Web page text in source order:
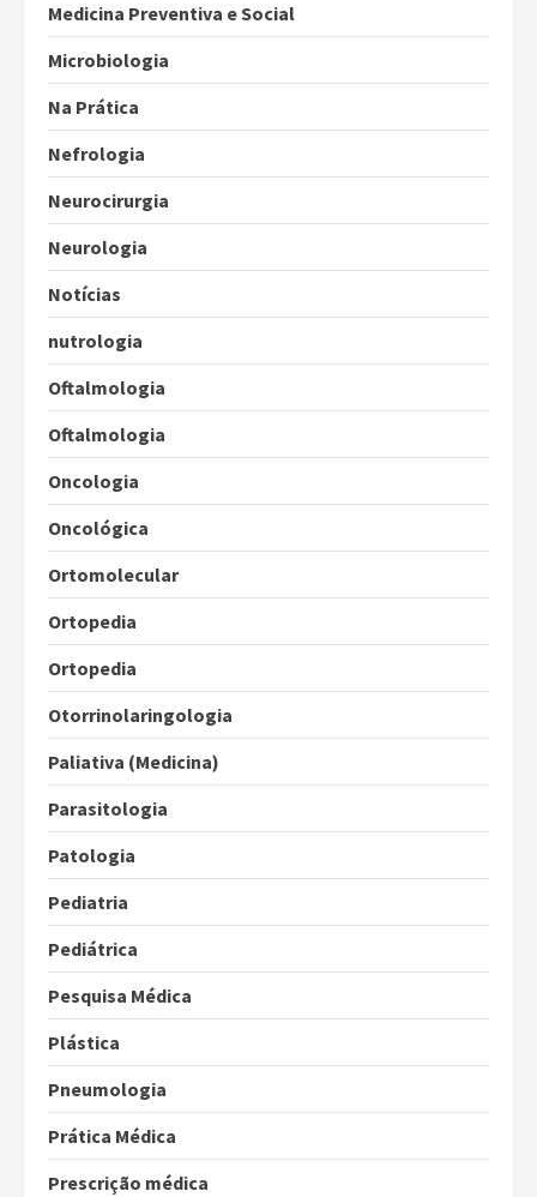
Medicina Preventiva e Social
Microbiologia
Na Prática
Nefrologia
Neurocirurgia
Neurologia
Notícias
nutrologia
Oftalmologia
Oftalmologia
Oncologia
Oncológica
Ortomolecular
Ortopedia
Ortopedia
Otorrinolaringologia
Paliativa (Medicina)
Parasitologia
Patologia
Pediatria
Pediátrica
Pesquisa Médica
Plástica
Pneumologia
Prática Médica
Prescrição médica